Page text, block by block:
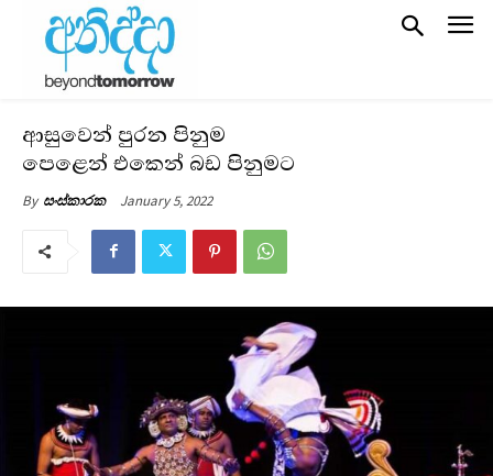
ආසුවෙන් පුරන පිනුම
පෙළෙන් එකෙන් බඩ පිනුමට
By සංස්කාරක January 5, 2022